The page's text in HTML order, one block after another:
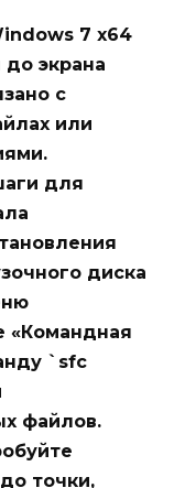
7 x64
до экрана
с
или
для
диска
«Командная
`sfc
файлов.
точки,